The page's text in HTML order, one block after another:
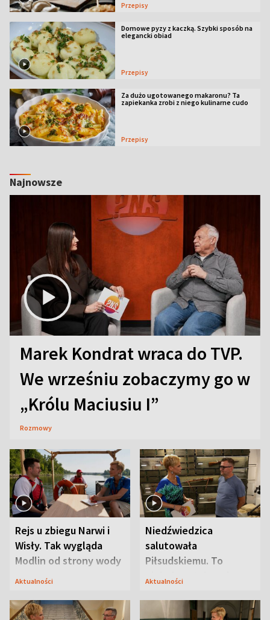
Przepisy
Domowe pyzy z kaczką. Szybki sposób na
elegancki obiad
Przepisy
Za dużo ugotowanego makaronu? Ta
zapiekanka zrobi z niego kulinarne cudo
Przepisy
Najnowsze
Marek Kondrat wraca do TVP.
We wrześniu zobaczymy go w
„Królu Maciusiu I”
Rozmowy
Rejs u zbiegu Narwi i
Wisły. Tak wygląda
Modlin od strony wody
Aktualności
Niedźwiedzica
salutowała
Piłsudskiemu. To
niejedyna tajemnica
Aktualności